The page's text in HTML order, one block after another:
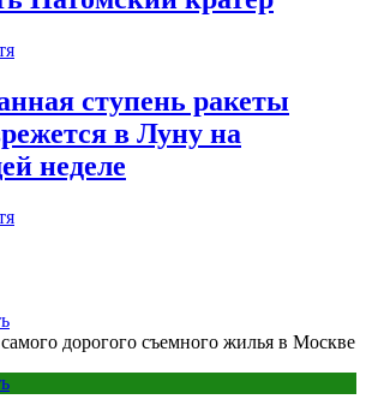
ступень ракеты
в Луну на
неделе
дорогого съемного жилья в Москве